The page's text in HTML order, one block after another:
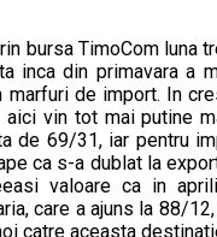
bursa TimoCom luna
inca din primavara a
de import. In
vin tot mai putine
de 69/31, iar pentru
ca s-a dublat la
valoare ca in
care a ajuns la 88/
catre aceasta